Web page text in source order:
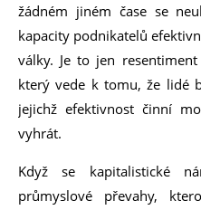
žádném jiném čase se
kapacity podnikatelů
války. Je to jen
který vede k tomu, že lidé
jejichž efektivnost činní
vyhrát.
Když se kapitalistické
průmyslové převahy,